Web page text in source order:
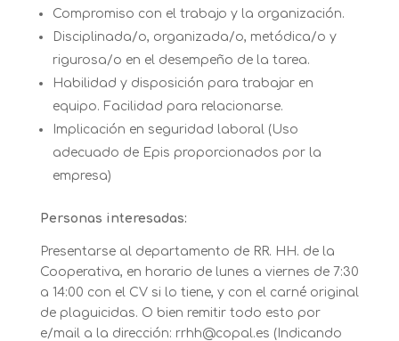
Compromiso con el trabajo y la organización.
Disciplinada/o, organizada/o, metódica/o y
rigurosa/o en el desempeño de la tarea.
Habilidad y disposición para trabajar en
equipo. Facilidad para relacionarse.
Implicación en seguridad laboral (Uso
adecuado de Epis proporcionados por la
empresa)
Personas interesadas:
Presentarse al departamento de RR. HH. de la
Cooperativa, en horario de lunes a viernes de 7:30
a 14:00 con el CV si lo tiene, y con el carné original
de plaguicidas. O bien remitir todo esto por
e/mail a la dirección: rrhh@copal.es (Indicando